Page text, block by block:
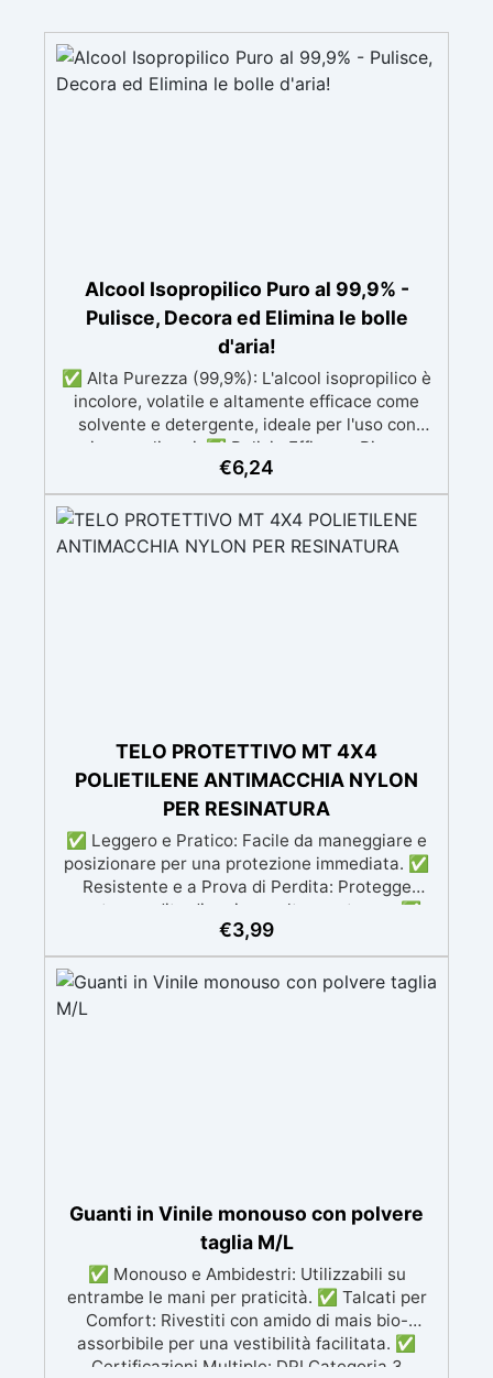
Alcool Isopropilico Puro al 99,9% -
Pulisce, Decora ed Elimina le bolle
d'aria!
✅ Alta Purezza (99,9%): L'alcool isopropilico è
incolore, volatile e altamente efficace come
solvente e detergente, ideale per l'uso con
resine e polimeri. ✅ Pulizia Efficace: Rimuove
facilmente sporco e residui da resine e superfici
senza lasciare tracce, perfetto per preparare
superfici e attrezzature. ✅ Effetti Decorativi:
Spruzzato sulla resina, aiuta a eliminare le bolle
€6,24
TELO PROTETTIVO MT 4X4
POLIETILENE ANTIMACCHIA NYLON
PER RESINATURA
✅ Leggero e Pratico: Facile da maneggiare e
posizionare per una protezione immediata. ✅
Resistente e a Prova di Perdita: Protegge
contro perdite di resina e altre sostanze. ✅
Divisibile e Versatile: Può essere ritagliato in
parti più piccole per adattarsi a diverse
superfici. ✅ Riutilizzabile e Riciclabile: Facile
da pulire e utilizzare più volte, sostenibile. ✅
€3,99
Guanti in Vinile monouso con polvere
taglia M/L
✅ Monouso e Ambidestri: Utilizzabili su
entrambe le mani per praticità. ✅ Talcati per
Comfort: Rivestiti con amido di mais bio-
assorbibile per una vestibilità facilitata. ✅
Certificazioni Multiple: DPI Categoria 3